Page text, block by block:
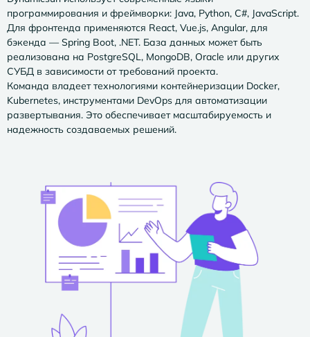
программирования и фреймворки: Java, Python, C#, JavaScript.
Для фронтенда применяются React, Vue.js, Angular, для
бэкенда — Spring Boot, .NET. База данных может быть
реализована на PostgreSQL, MongoDB, Oracle или других
СУБД в зависимости от требований проекта.
Команда владеет технологиями контейнеризации Docker,
Kubernetes, инструментами DevOps для автоматизации
развертывания. Это обеспечивает масштабируемость и
надежность создаваемых решений.